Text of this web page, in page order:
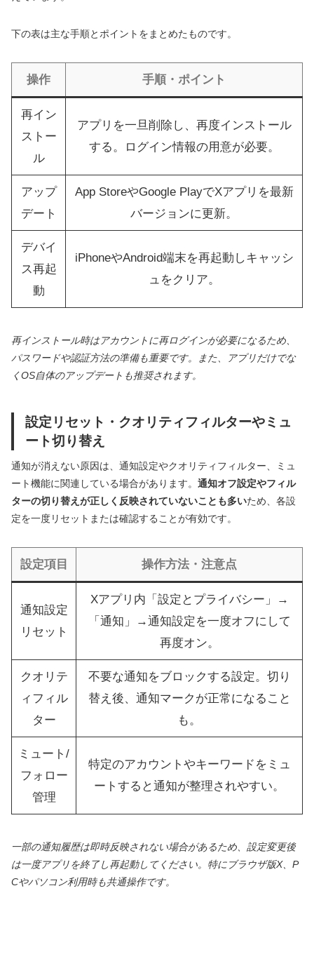
下の表は主な手順とポイントをまとめたものです。
操作 手順・ポイント
再イン
ストー
ル
アプリを一旦削除し、再度インストール
する。ログイン情報の用意が必要。
アップ
デート
App StoreやGoogle PlayでXアプリを最新
バージョンに更新。
デバイ
ス再起
動
iPhoneやAndroid端末を再起動しキャッシ
ュをクリア。
再インストール時はアカウントに再ログインが必要になるため、
パスワードや認証方法の準備も重要です。また、アプリだけでな
くOS自体のアップデートも推奨されます。
設定リセット・クオリティフィルターやミュ
ート切り替え
通知が消えない原因は、通知設定やクオリティフィルター、ミュ
ート機能に関連している場合があります。 通知オフ設定やフィル
ターの切り替えが正しく反映されていないことも多いため、各設
定を一度リセットまたは確認することが有効です。
設定項目 操作方法・注意点
通知設定
リセット
Xアプリ内「設定とプライバシー」→
「通知」→通知設定を一度オフにして
再度オン。
クオリテ
ィフィル
ター
不要な通知をブロックする設定。切り
替え後、通知マークが正常になること
も。
ミュート/
フォロー
管理
特定のアカウントやキーワードをミュ
ートすると通知が整理されやすい。
一部の通知履歴は即時反映されない場合があるため、設定変更後
は一度アプリを終了し再起動してください。特にブラウザ版X、P
Cやパソコン利用時も共通操作です。